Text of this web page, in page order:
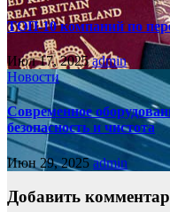
ТОП-10 компаний по
Июл 17, 2025admin
Новости
Современное
безопасность и чистота
Июн 29, 2025admin
Добавить